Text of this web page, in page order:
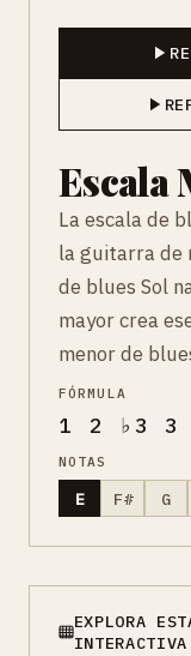
Escala
La escala de
la guitarra de
de blues Sol
mayor crea
menor de
FÓRMULA
1 2 ♭3 3
NOTAS
E F# G
EXPLORA